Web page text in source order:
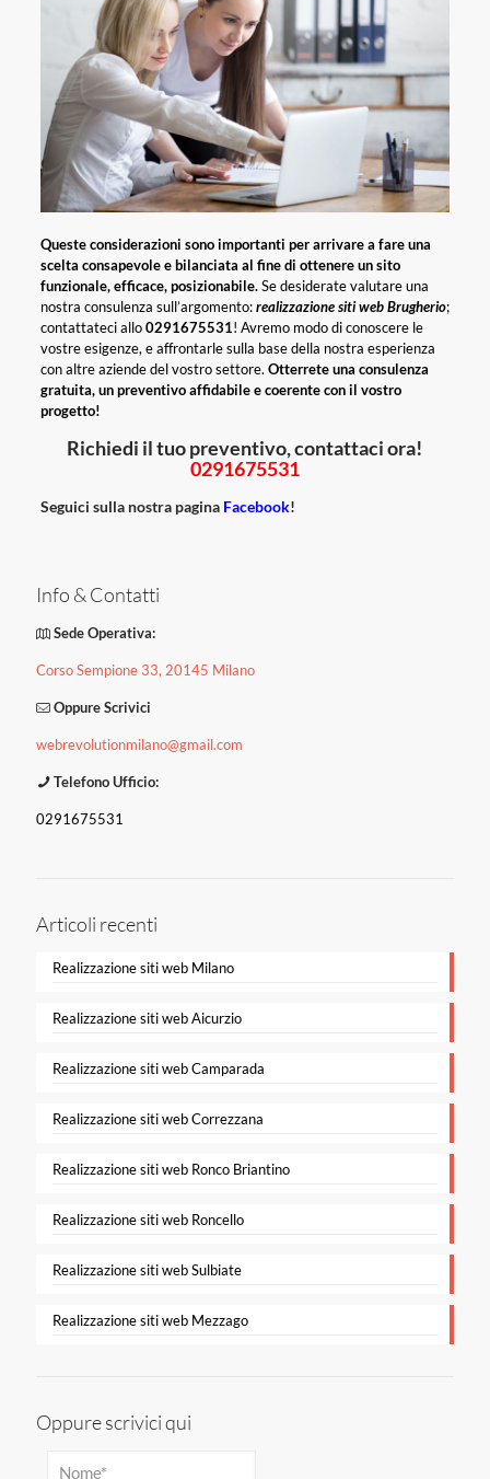
Queste considerazioni sono importanti per arrivare a fare una
scelta consapevole e bilanciata al fine di ottenere un sito
funzionale, efficace, posizionabile.Se desiderate valutare una
nostra consulenza sull’argomento:realizzazione siti web Brugherio;
contattateci allo0291675531! Avremo modo di conoscere le
vostre esigenze, e affrontarle sulla base della nostra esperienza
con altre aziende del vostro settore. Otterrete una consulenza
gratuita, un preventivo affidabile e coerente con il vostro
progetto!
Richiedi il tuo preventivo, contattaci ora!
0291675531
Seguici sulla nostra pagina Facebook!
Info & Contatti
Sede Operativa:
Corso Sempione 33, 20145 Milano
Oppure Scrivici
webrevolutionmilano@gmail.com
Telefono Ufficio:
0291675531
Articoli recenti
Realizzazione siti web Milano
Realizzazione siti web Aicurzio
Realizzazione siti web Camparada
Realizzazione siti web Correzzana
Realizzazione siti web Ronco Briantino
Realizzazione siti web Roncello
Realizzazione siti web Sulbiate
Realizzazione siti web Mezzago
Oppure scrivici qui